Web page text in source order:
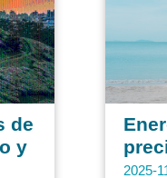
de
y
2025-